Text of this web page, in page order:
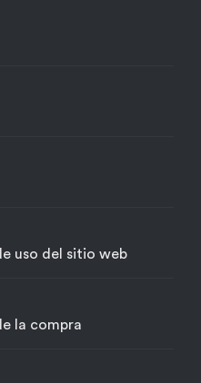
uso del sitio web
la compra